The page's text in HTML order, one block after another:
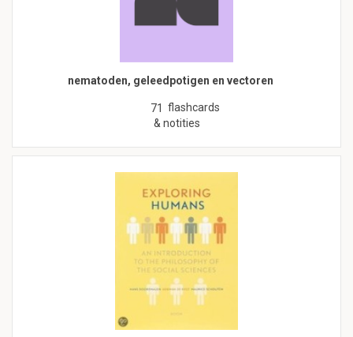
nematoden, geleedpotigen en vectoren
71 flashcards
& notities